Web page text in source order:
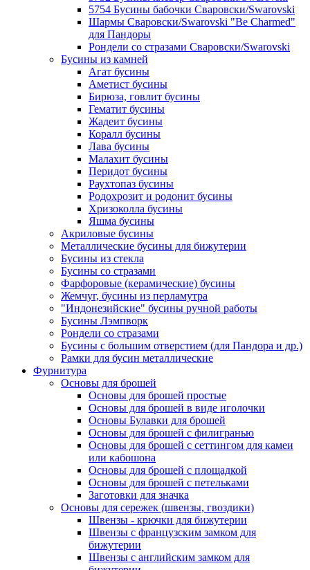
5754 Бусины бабочки Сваровски/Swarovski
Шармы Сваровски/Swarovski "Be Charmed"
для Пандоры
Рондели со стразами Сваровски/Swarovski
Бусины из камней
Агат бусины
Аметист бусины
Бирюза, говлит бусины
Гематит бусины
Жадеит бусины
Коралл бусины
Лава бусины
Малахит бусины
Перидот бусины
Раухтопаз бусины
Родохрозит и родонит бусины
Хризоколла бусины
Яшма бусины
Акриловые бусины
Металлические бусины для бижутерии
Бусины из стекла
Бусины со стразами
Фарфоровые (керамические) бусины
Жемчуг, бусины из перламутра
"Индонезийские" бусины ручной работы
Бусины Лэмпворк
Рондели со стразами
Бусины с большим отверстием (для Пандора и др.)
Рамки для бусин металлические
Фурнитура
Основы для брошей
Основы для брошей простые
Основы для брошей в виде иголочки
Основы Булавки для брошей
Основы для брошей с филигранью
Основы для брошей с сеттингом для камеи
или кабошона
Основы для брошей с площадкой
Основы для брошей с петельками
Заготовки для значка
Основы для сережек (швензы, гвоздики)
Швензы - крючки для бижутерии
Швензы с французским замком для
бижутерии
Швензы с английским замком для